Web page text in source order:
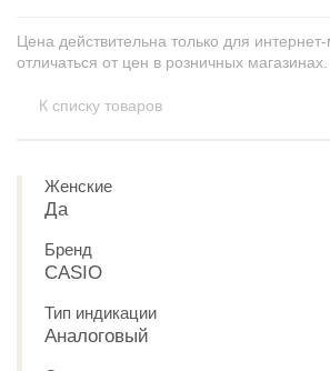
Цена действительна только для
отличаться от цен в розничных магазинах.
К списку товаров
Женские
Да
Бренд
CASIO
Тип индикации
Аналоговый